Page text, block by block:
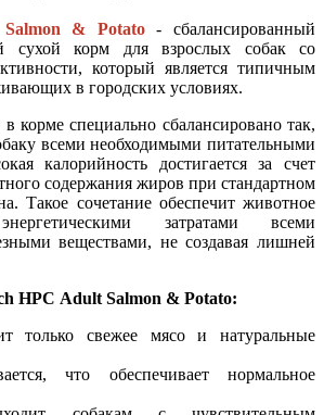
& Potato- сбалансированный
сухой корм для взрослых собак со
который является типичным
в городских условиях.
корме специально сбалансировано так,
всеми необходимыми питательными
калорийность достигается за счет
содержания жиров при стандартном
Такое сочетание обеспечит животное
затратами всеми
веществами, не создавая лишней
HPC Adult Salmon & Potato:
только свежее мясо и натуральные
что обеспечивает нормальное